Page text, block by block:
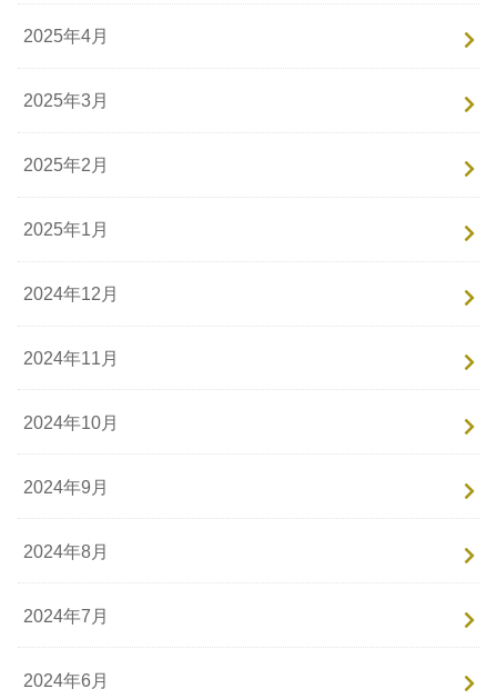
2025年4月
2025年3月
2025年2月
2025年1月
2024年12月
2024年11月
2024年10月
2024年9月
2024年8月
2024年7月
2024年6月